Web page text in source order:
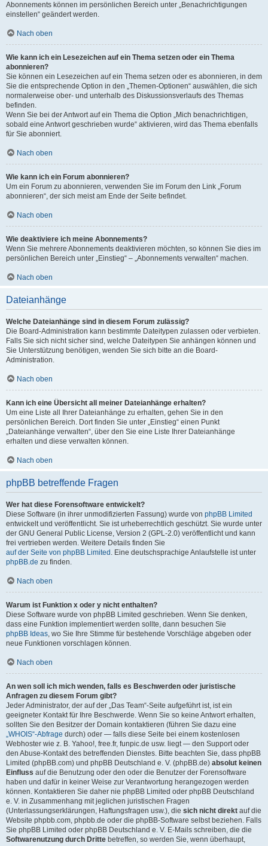
Abonnements können im persönlichen Bereich unter „Benachrichtigungen
einstellen“ geändert werden.
Nach oben
Wie kann ich ein Lesezeichen auf ein Thema setzen oder ein Thema
abonnieren?
Sie können ein Lesezeichen auf ein Thema setzen oder es abonnieren, in dem
Sie die entsprechende Option in den „Themen-Optionen“ auswählen, die sich
normalerweise ober- und unterhalb des Diskussionsverlaufs des Themas
befinden.
Wenn Sie bei der Antwort auf ein Thema die Option „Mich benachrichtigen,
sobald eine Antwort geschrieben wurde“ aktivieren, wird das Thema ebenfalls
für Sie abonniert.
Nach oben
Wie kann ich ein Forum abonnieren?
Um ein Forum zu abonnieren, verwenden Sie im Forum den Link „Forum
abonnieren“, der sich meist am Ende der Seite befindet.
Nach oben
Wie deaktiviere ich meine Abonnements?
Wenn Sie mehrere Abonnements deaktivieren möchten, so können Sie dies im
persönlichen Bereich unter „Einstieg“ – „Abonnements verwalten“ machen.
Nach oben
Dateianhänge
Welche Dateianhänge sind in diesem Forum zulässig?
Die Board-Administration kann bestimmte Dateitypen zulassen oder verbieten.
Falls Sie sich nicht sicher sind, welche Dateitypen Sie anhängen können und
Sie Unterstützung benötigen, wenden Sie sich bitte an die Board-
Administration.
Nach oben
Kann ich eine Übersicht all meiner Dateianhänge erhalten?
Um eine Liste all Ihrer Dateianhänge zu erhalten, gehen Sie in den
persönlichen Bereich. Dort finden Sie unter „Einstieg“ einen Punkt
„Dateianhänge verwalten“, über den Sie eine Liste Ihrer Dateianhänge
erhalten und diese verwalten können.
Nach oben
phpBB betreffende Fragen
Wer hat diese Forensoftware entwickelt?
Diese Software (in ihrer unmodifizierten Fassung) wurde von phpBB Limited
entwickelt und veröffentlicht. Sie ist urheberrechtlich geschützt. Sie wurde unter
der GNU General Public License, Version 2 (GPL-2.0) veröffentlicht und kann
frei vertrieben werden. Weitere Details finden Sie
auf der Seite von phpBB Limited . Eine deutschsprachige Anlaufstelle ist unter
phpBB.de zu finden.
Nach oben
Warum ist Funktion x oder y nicht enthalten?
Diese Software wurde von phpBB Limited geschrieben. Wenn Sie denken,
dass eine Funktion implementiert werden sollte, dann besuchen Sie
phpBB Ideas, wo Sie Ihre Stimme für bestehende Vorschläge abgeben oder
neue Funktionen vorschlagen können.
Nach oben
An wen soll ich mich wenden, falls es Beschwerden oder juristische
Anfragen zu diesem Forum gibt?
Jeder Administrator, der auf der „Das Team“-Seite aufgeführt ist, ist ein
geeigneter Kontakt für Ihre Beschwerde. Wenn Sie so keine Antwort erhalten,
sollten Sie den Besitzer der Domain kontaktieren (führen Sie dazu eine
„WHOIS“-Abfrage durch) oder — falls diese Seite bei einem kostenlosen
Webhoster wie z. B. Yahoo!, free.fr, funpic.de usw. liegt — den Support oder
den Abuse-Kontakt des betreffenden Dienstes. Bitte beachten Sie, dass phpBB
Limited (phpBB.com) und phpBB Deutschland e. V. (phpBB.de) absolut keinen
Einfluss auf die Benutzung oder den oder die Benutzer der Forensoftware
haben und dafür in keiner Weise zur Verantwortung herangezogen werden
können. Kontaktieren Sie daher nie phpBB Limited oder phpBB Deutschland
e. V. in Zusammenhang mit jeglichen juristischen Fragen
(Unterlassungserklärungen, Haftungsfragen usw.), die sich nicht direkt auf die
Website phpbb.com, phpbb.de oder die phpBB-Software selbst beziehen. Falls
Sie phpBB Limited oder phpBB Deutschland e. V. E-Mails schreiben, die die
Softwarenutzung durch Dritte betreffen, so werden Sie, wenn überhaupt,